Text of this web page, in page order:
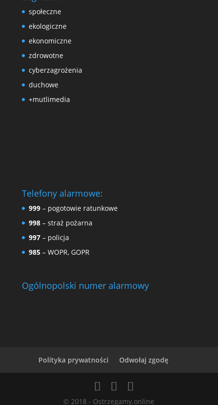
społeczne
ekologiczne
ekonomiczne
zdrowotne
cyberzagrożenia
duchowe
+mutlimedia
Telefony alarmowe:
999– pogotowie ratunkowe
998– straż pożarna
997– policja
985– WOPR, GOPR
Ogólnopolski numer alarmowy
Polityka prywatności Odwołaj zgodę
© 2018 - Ostrzegamy.online